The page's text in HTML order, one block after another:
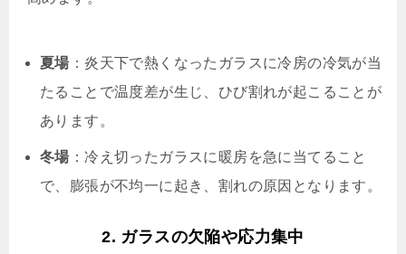
夏場：炎天下で熱くなったガラスに冷房の冷気が当
たることで温度差が生じ、ひび割れが起こることが
あります。
冬場：冷え切ったガラスに暖房を急に当てること
で、膨張が不均一に起き、割れの原因となります。
2. ガラスの欠陥や応力集中